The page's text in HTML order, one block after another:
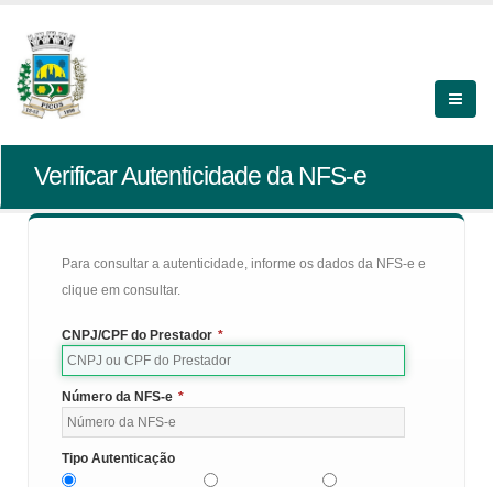
Verificar Autenticidade da NFS-e
Para consultar a autenticidade, informe os dados da NFS-e e
clique em consultar.
CNPJ/CPF do Prestador *
Número da NFS-e *
Tipo Autenticação